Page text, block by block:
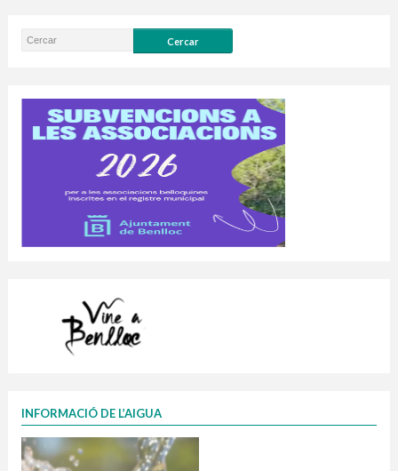
INFORMACIÓ DE L’AIGUA